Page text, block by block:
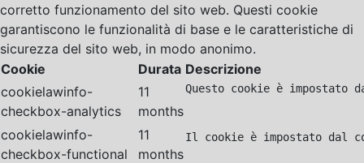
corretto funzionamento del sito web. Questi cookie
garantiscono le funzionalità di base e le caratteristiche di
sicurezza del sito web, in modo anonimo.
Cookie
Durata Descrizione
cookielawinfo-
checkbox-analytics
11
months
Questo cookie è
cookielawinfo-
checkbox-functional
11
months
Il cookie è impostato dal